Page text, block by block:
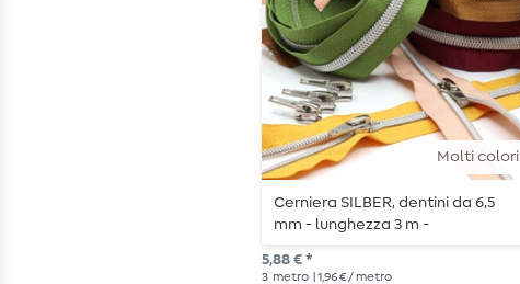
Molti colori
Cerniera SILBER, dentini da 6,5
mm - lunghezza 3 m -
metallizzata
5,88 € *
3 metro | 1,96 € / metro